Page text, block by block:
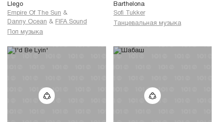
Llego
Empire Of The Sun &
Danny Ocean & FIFA Sound
Поп музыка
Barthelona
Sofi Tukker
Танцевальная музыка